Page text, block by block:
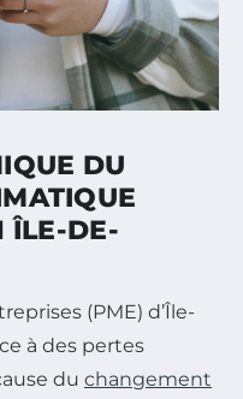
DU
ÎLE-DE-
(PME) d’Île-
à des pertes
du changement